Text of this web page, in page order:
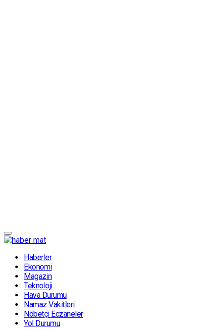
Haberler
Ekonomi
Magazin
Teknoloji
Hava Durumu
Namaz Vakitleri
Nöbetçi Eczaneler
Yol Durumu